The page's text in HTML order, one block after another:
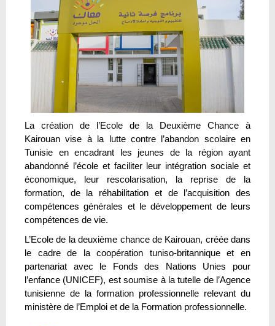
La création de l’Ecole de la Deuxième Chance à
Kairouan vise à la lutte contre l’abandon scolaire en
Tunisie en encadrant les jeunes de la région ayant
abandonné l’école et faciliter leur intégration sociale et
économique, leur rescolarisation, la reprise de la
formation, de la réhabilitation et de l’acquisition des
compétences générales et le développement de leurs
compétences de vie.
L’Ecole de la deuxième chance de Kairouan, créée dans
le cadre de la coopération tuniso-britannique et en
partenariat avec le Fonds des Nations Unies pour
l’enfance (UNICEF), est soumise à la tutelle de l’Agence
tunisienne de la formation professionnelle relevant du
ministère de l’Emploi et de la Formation professionnelle.